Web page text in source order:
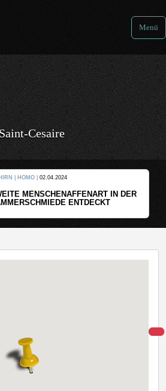
Menü
Saint-Cesaire
| HOMO | 02.04.2024
MENSCHENAFFENART IN DER
ENTDECKT